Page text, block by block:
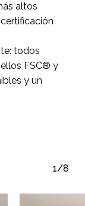
altos
todos
FSC® y
y un
1/8